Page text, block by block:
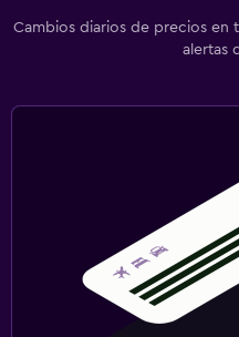
Cambios diarios de precios en
alertas